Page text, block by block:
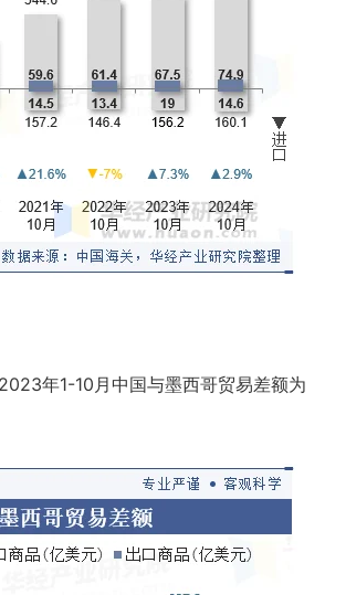
年1-10月中国与墨西哥贸易差额为